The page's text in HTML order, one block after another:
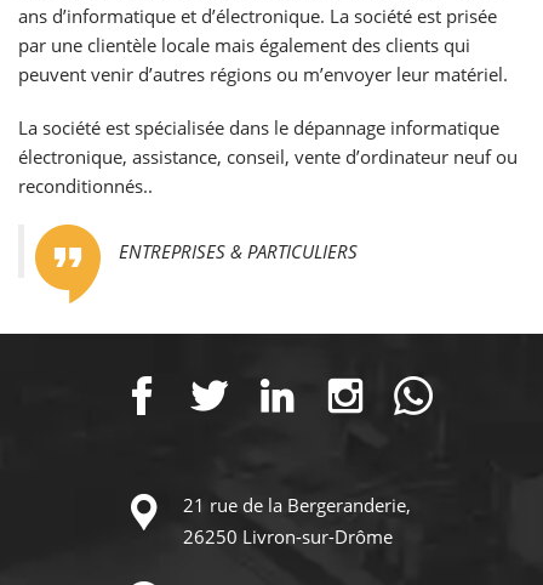
ans d’informatique et d’électronique. La société est prisée
par une clientèle locale mais également des clients qui
peuvent venir d’autres régions ou m’envoyer leur matériel.
La société est spécialisée dans le dépannage informatique
électronique, assistance, conseil, vente d’ordinateur neuf ou
reconditionnés..
ENTREPRISES & PARTICULIERS
21 rue de la Bergeranderie,
26250 Livron-sur-Drôme